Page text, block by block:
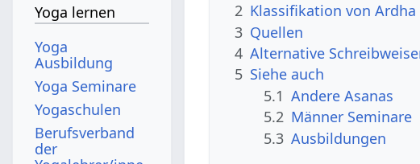
2 Klassifikation von
3 Quellen
4 Alternative
5 Siehe auch
5.1 Andere Asanas
5.2 Männer Seminare
5.3 Ausbildungen
Yoga lernen
Yoga
Ausbildung
Yoga Seminare
Yogaschulen
Berufsverband
der